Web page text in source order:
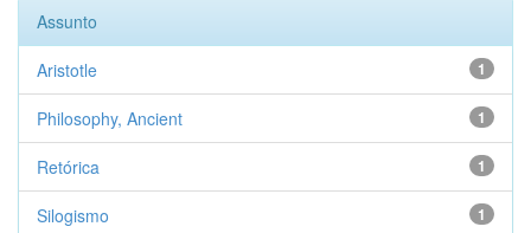
Assunto
1
Aristotle
1
Philosophy, Ancient
1
Retórica
1
Silogismo